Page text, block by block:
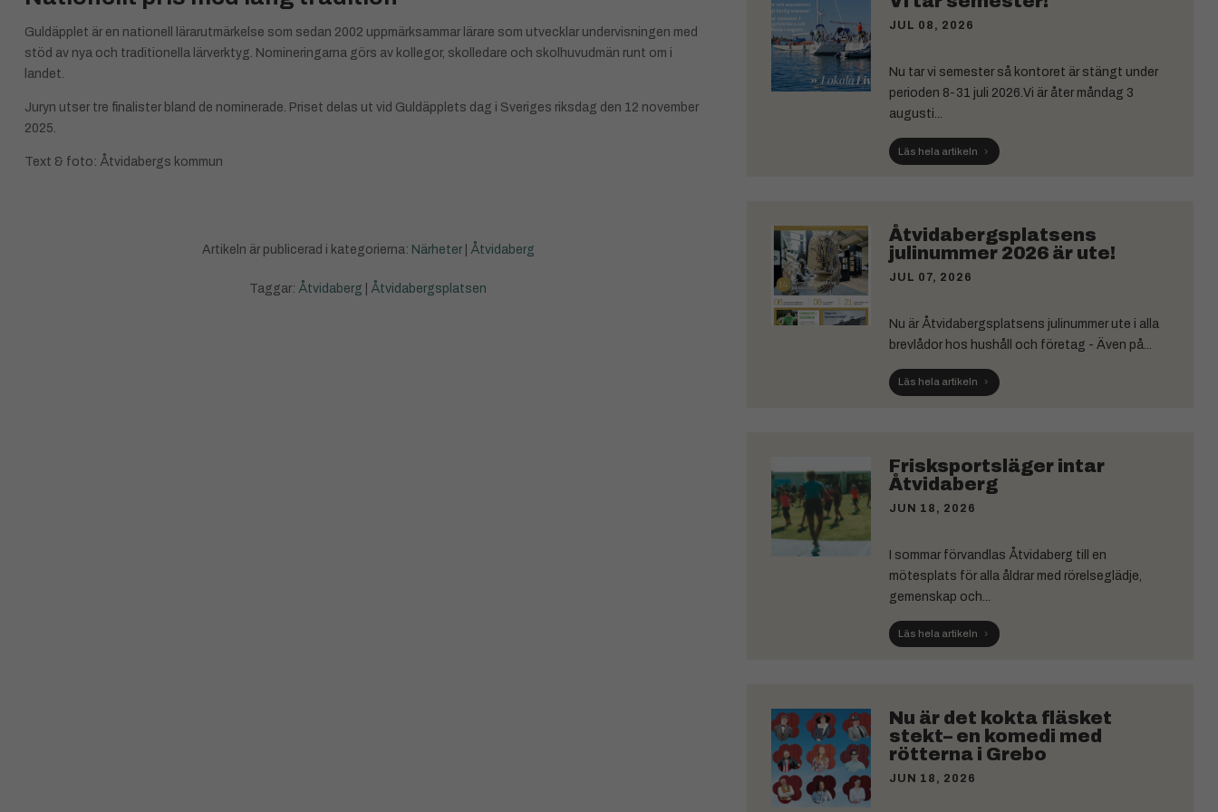
Guldäpplet är en nationell lärarutmärkelse som sedan 2002 uppmärksammar lärare som utvecklar undervisningen med
stöd av nya och traditionella lärverktyg. Nomineringarna görs av kollegor, skolledare och skolhuvudmän runt om i
landet.
Juryn utser tre finalister bland de nominerade. Priset delas ut vid Guldäpplets dag i Sveriges riksdag den 12 november
2025.
Text & foto: Åtvidabergs kommun
Artikeln är publicerad i kategorierna: Närheter| Åtvidaberg
Taggar: Åtvidaberg Åtvidabergsplatsen
JUL 08, 2026
Nu tar vi semester så kontoret är stängt under
perioden 8-31 juli 2026.Vi är åter måndag 3
augusti...
Läs hela artikeln
Åtvidabergsplatsens
julinummer 2026 är ute!
JUL 07, 2026
Nu är Åtvidabergsplatsens julinummer ute i alla
brevlådor hos hushåll och företag - Även på...
Läs hela artikeln
Frisksportsläger intar
Åtvidaberg
JUN 18, 2026
I sommar förvandlas Åtvidaberg till en
mötesplats för alla åldrar med rörelseglädje,
gemenskap och...
Läs hela artikeln
Nu är det kokta fläsket
stekt– en komedi med
rötterna i Grebo
JUN 18, 2026